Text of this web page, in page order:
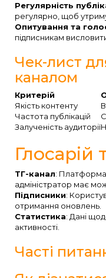
Регулярність
регулярно, щоб
Опитування та
підписникам
Чек-лист
каналом
Критерій
Якість контенту
Частота публікацій
Залученість аудиторії
Глосарій
ТГ-канал: Платформа
адміністратор має
Підписники:
отримання оновлень.
Статистика: Дані
активності.
Часті